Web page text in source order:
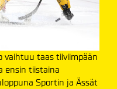
vaihtuu taas tiiviimpään
ensin tiistaina
Sportin ja Ässät